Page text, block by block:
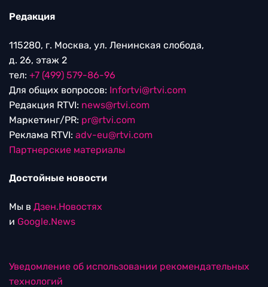
Редакция
115280, г. Москва, ул. Ленинская слобода,
д. 26, этаж 2
тел: +7 (499) 579-86-96
Для общих вопросов: Infortvi@rtvi.com
Редакция RTVI: news@rtvi.com
Маркетинг/PR: pr@rtvi.com
Реклама RTVI: adv-eu@rtvi.com
Партнерские материалы
Достойные новости
Мы в Дзен.Новостях
и Google.News
Уведомление об использовании рекомендательных
технологий